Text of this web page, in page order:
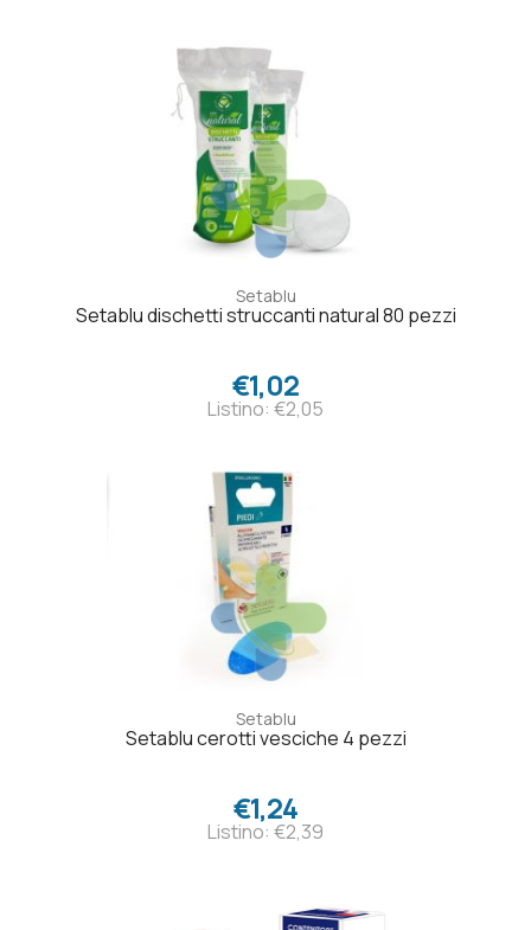
Setablu
Setablu dischetti struccanti natural 80 pezzi
€1,02
Listino: €2,05
Setablu
Setablu cerotti vesciche 4 pezzi
€1,24
Listino: €2,39